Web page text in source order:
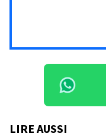
LIRE AUSSI